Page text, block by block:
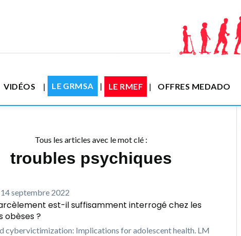
VIDÉOS LE GRMSA LE RMEF OFFRES MEDADO
Tous les articles avec le mot clé :
troubles psychiques
14 septembre 2022
est-il suffisamment interrogé chez les
obèses ?
cybervictimization: Implications for adolescent health. LM